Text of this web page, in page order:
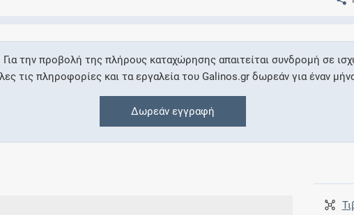
ενός φαρμάκου κατά τη διάρκεια της
εγκυμοσύνης ή του θηλασμού
Συνδρομές
Για την προβολή της πλήρους καταχώρησης απαιτείται συνδρομή σε
τις πληροφορίες και τα εργαλεία του Galinos.gr δωρεάν για έναν
Δωρεάν εγγραφή